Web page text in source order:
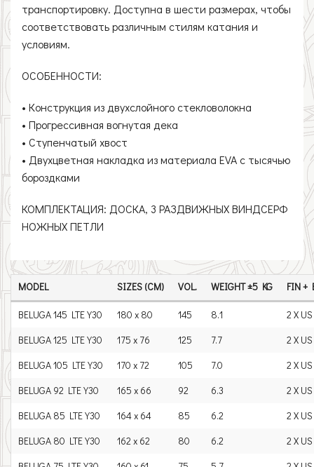
транспортировку. Доступна в шести размерах, чтобы
соответствовать различным стилям катания и
условиям.
ОСОБЕННОСТИ:
• Конструкция из двухслойного стекловолокна
• Прогрессивная вогнутая дека
• Ступенчатый хвост
• Двухцветная накладка из материала EVA с тысячью
бороздками
КОМПЛЕКТАЦИЯ: ДОСКА, 3 РАЗДВИЖНЫХ ВИНДСЕРФ
НОЖНЫХ ПЕТЛИ
MODEL SIZES (CM) VOL. WEIGHT ±5 KG FIN +
BELUGA 145 LTE Y30 180 x 80 145 8.1
2 X
BELUGA 125 LTE Y30
175 x 76 125 7.7
2 X
BELUGA 105 LTE Y30
170 x 72 105 7.0
2 X
BELUGA 92 LTE Y30
165 x 66 92 6.3
2 X
BELUGA 85 LTE Y30
164 x 64 85 6.2
2 X
BELUGA 80 LTE Y30
162 x 62 80 6.2
2 X